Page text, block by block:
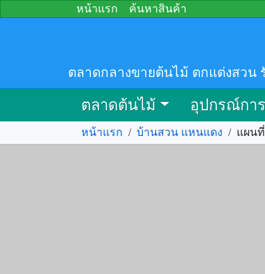
หน้าแรก ค้นหาสินค้า
ตลาดกลางขายต้นไม้ ตกแต่งสวน
ตลาดต้นไม้ อุปกรณ์กา
หน้าแรก / บ้านสวน แหนแดง / แผน